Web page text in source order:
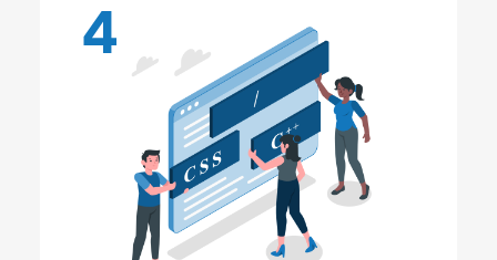
4